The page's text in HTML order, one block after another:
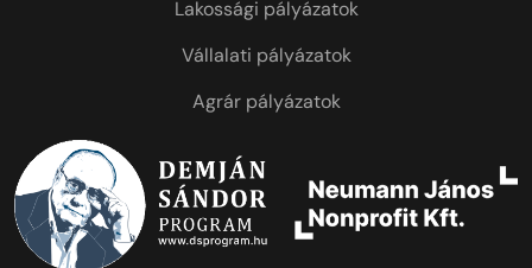
Lakossági pályázatok
Vállalati pályázatok
Agrár pályázatok